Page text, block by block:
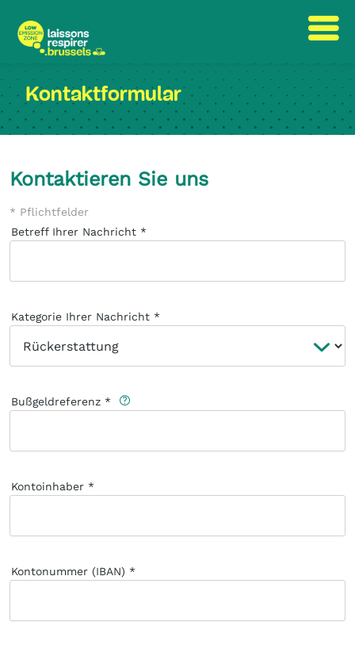
text.skipToContent
text.skipToNavigation
Kontaktformular
Kontaktieren Sie uns
* Pflichtfelder
Betreff Ihrer Nachricht
Kategorie Ihrer Nachricht
Bußgeldreferenz
Kontoinhaber
Kontonummer (IBAN)